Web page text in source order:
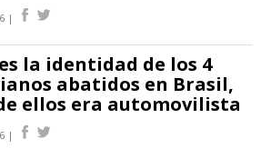
|
la identidad de los 4
abatidos en Brasil,
ellos era automovilista
|